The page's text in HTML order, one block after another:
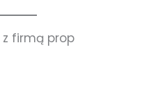
firmą prop